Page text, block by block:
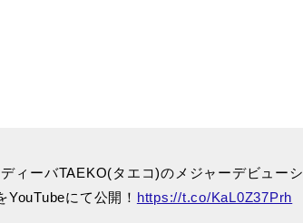
ィーバTAEKO(タエコ)のメジャーデビューシ
にて公開！ https://t.co/KaL0Z37Prh